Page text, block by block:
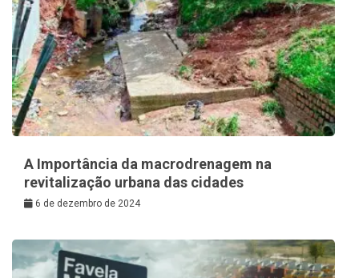
A Importância da macrodrenagem na
revitalização urbana das cidades
6 de dezembro de 2024